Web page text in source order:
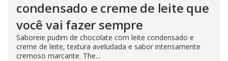
condensado e creme de leite que
você vai fazer sempre
Saboreie pudim de chocolate com leite condensado e
creme de leite, textura aveludada e sabor intensamente
cremoso marcante. The...